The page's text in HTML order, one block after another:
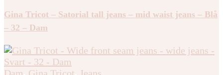
Gina Tricot – Satorial tall jeans – mid waist jeans – Blå
– 32 – Dam